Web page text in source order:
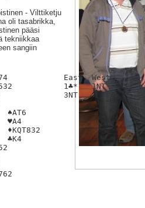
- Vilttiketju
oli tasabrikka,
pääsi
tekniikkaa
sangiin
East  West
1♣*   1NT
3NT
♥A4
♣K4